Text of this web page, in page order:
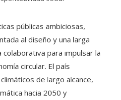
públicas ambiciosas,
al diseño y una larga
para impulsar la
circular. El país
de largo alcance,
hacia 2050 y